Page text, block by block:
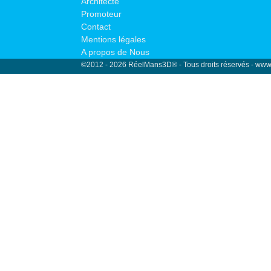
Promoteur
Contact
Mentions légales
A propos de Nous
©2012 - 2026 RéelMans3D® - Tous droits réservés -